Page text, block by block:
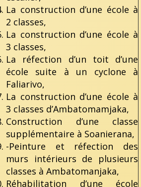
La construction d’une école à
2 classes,
La construction d’une école à
3 classes,
La réfection d’un toit d’une
école suite à un cyclone à
Faliarivo,
La construction d’une école à
3 classes d’Ambatomamjaka,
Construction d’une classe
supplémentaire à Soanierana,
-Peinture et réfection des
murs intérieurs de plusieurs
classes à Ambatomanjaka,
Réhabilitation d’une école